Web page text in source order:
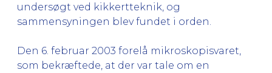
undersøgt ved kikkertteknik, og
sammensyningen blev fundet i orden.
Den 6. februar 2003 forelå mikroskopisvaret,
som bekræftede, at der var tale om en